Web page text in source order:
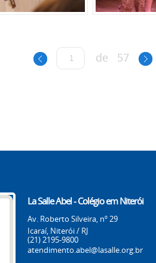
de 57
La Salle Abel - Colégio em Niterói
Av. Roberto Silveira, nº 29
Icaraí, Niterói / RJ
(21) 2195-9800
atendimento.abel@lasalle.org.br